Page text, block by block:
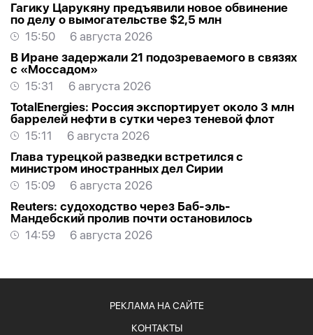
Гагику Царукяну предъявили новое обвинение
по делу о вымогательстве $2,5 млн
15:50
6 августа 2026
В Иране задержали 21 подозреваемого в связях
с «Моссадом»
15:31
6 августа 2026
TotalEnergies: Россия экспортирует около 3 млн
баррелей нефти в сутки через теневой флот
15:11
6 августа 2026
Глава турецкой разведки встретился с
министром иностранных дел Сирии
15:09
6 августа 2026
Reuters: судоходство через Баб-эль-
Мандебский пролив почти остановилось
14:59
6 августа 2026
РЕКЛАМА НА САЙТЕ
КОНТАКТЫ